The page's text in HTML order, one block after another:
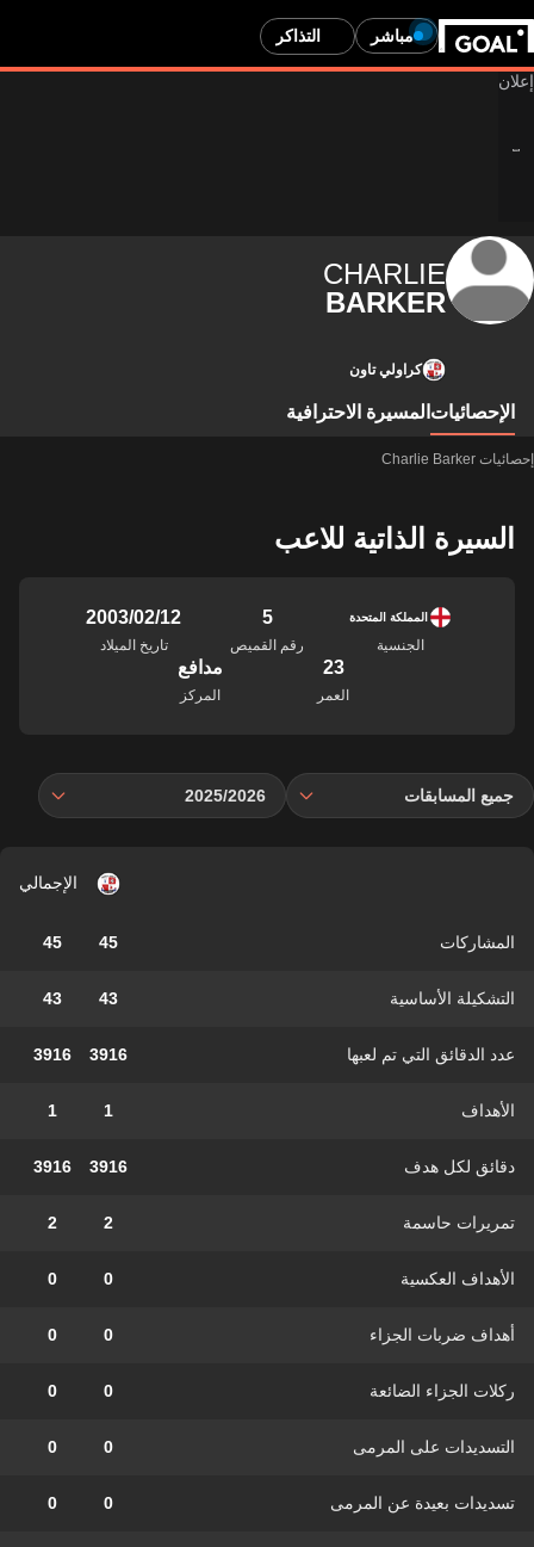
مباشر التذاكر
CHARLIE
BARKER
كراولي تاون
الإحصائيات المسيرة الاحترافية
إحصائيات Charlie Barker
السيرة الذاتية للاعب
المملكة المتحدة
الجنسية
5
رقم القميص
12‏/02‏/2003
تاريخ الميلاد
23
العمر
مدافع
المركز
جميع المسابقات 2025/2026
الإجمالي
المشاركات 45
45
التشكيلة الأساسية 43
43
عدد الدقائق التي تم لعبها 3916
3916
الأهداف 1
1
دقائق لكل هدف 3916
3916
تمريرات حاسمة 2
2
الأهداف العكسية 0
0
أهداف ضربات الجزاء 0
0
ركلات الجزاء الضائعة 0
0
التسديدات على المرمى 0
0
تسديدات بعيدة عن المرمى 0
0